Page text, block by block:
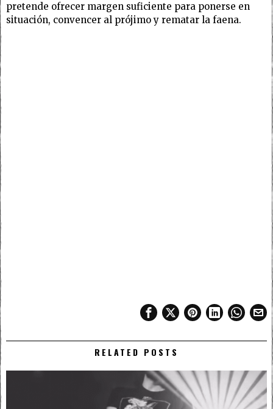
pretende ofrecer margen suficiente para ponerse en
situación, convencer al prójimo y rematar la faena.
RELATED POSTS